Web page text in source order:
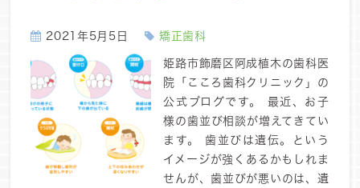
2021年5月5日 矯正歯科
姫路市飾磨区阿成植木の歯科医
院「こころ歯科クリニック」の
公式ブログです。 最近、お子
様の歯並び相談が増えてきてい
ます。 歯並びは遺伝。という
イメージが強くあるかもしれま
せんが、歯並びが悪いのは、遺